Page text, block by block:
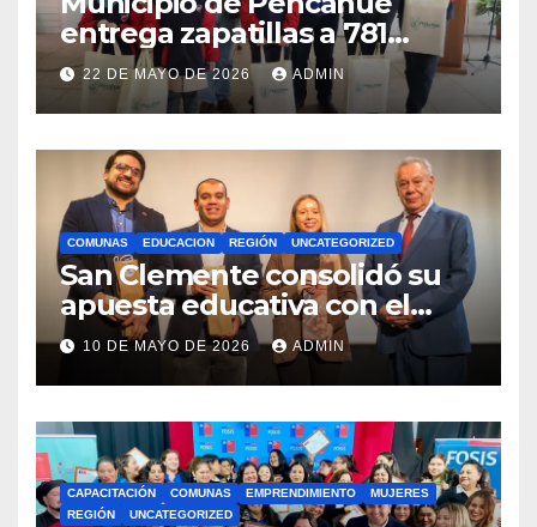
entrega zapatillas a 781
estudiantes con recursos del
Royalty Minero
22 DE MAYO DE 2026 ADMIN
COMUNAS EDUCACION REGIÓN UNCATEGORIZED
San Clemente consolidó su
apuesta educativa con el
lanzamiento del
Preuniversitario Brotes 2026
10 DE MAYO DE 2026 ADMIN
CAPACITACIÓN COMUNAS EMPRENDIMIENTO
MUJERES
REGIÓN
UNCATEGORIZED